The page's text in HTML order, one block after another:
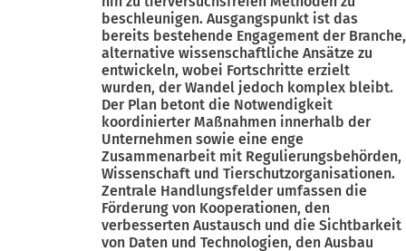
beschleunigen. Ausgangspunkt ist das
bereits bestehende Engagement der Branche,
alternative wissenschaftliche Ansätze zu
entwickeln, wobei Fortschritte erzielt
wurden, der Wandel jedoch komplex bleibt.
Der Plan betont die Notwendigkeit
koordinierter Maßnahmen innerhalb der
Unternehmen sowie eine enge
Zusammenarbeit mit Regulierungsbehörden,
Wissenschaft und Tierschutzorganisationen.
Zentrale Handlungsfelder umfassen die
Förderung von Kooperationen, den
verbesserten Austausch und die Sichtbarkeit
von Daten und Technologien, den Ausbau